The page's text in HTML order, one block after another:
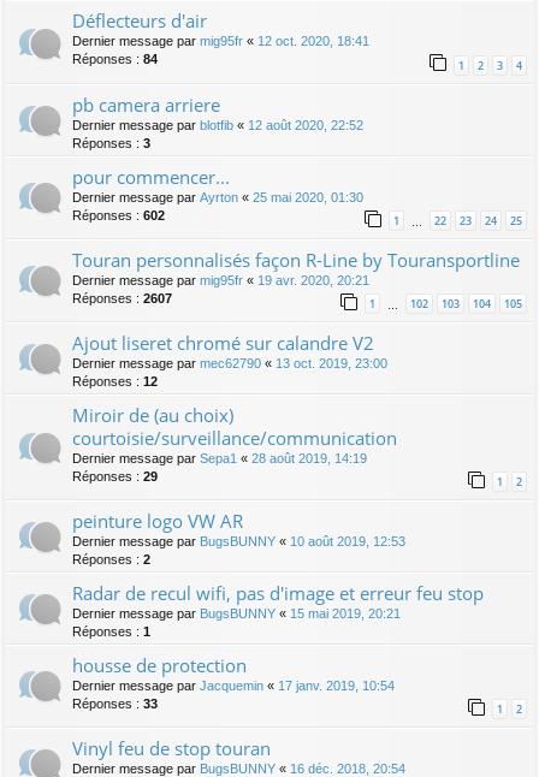
Déflecteurs d'air
Dernier message par mig95fr « 12 oct. 2020, 18:41
Réponses : 84 1 2 3 4
pb camera arriere
Dernier message par blotfib « 12 août 2020, 22:52
Réponses : 3
pour commencer...
Dernier message par Ayrton « 25 mai 2020, 01:30
Réponses : 602 1 22 23 24 25
Touran personnalisés façon R-Line by Touransportline
Dernier message par mig95fr « 19 avr. 2020, 20:21
Réponses : 2607 1 102 103 104 105
Ajout liseret chromé sur calandre V2
Dernier message par mec62790 « 13 oct. 2019, 23:00
Réponses : 12
Miroir de (au choix)
courtoisie/surveillance/communication
Dernier message par Sepa1 « 28 août 2019, 14:19
Réponses : 29 1 2
peinture logo VW AR
Dernier message par BugsBUNNY « 10 août 2019, 12:53
Réponses : 2
Radar de recul wifi, pas d'image et erreur feu stop
Dernier message par BugsBUNNY « 15 mai 2019, 20:21
Réponses : 1
housse de protection
Dernier message par Jacquemin « 17 janv. 2019, 10:54
Réponses : 33 1 2
Vinyl feu de stop touran
Dernier message par BugsBUNNY « 16 déc. 2018, 20:54